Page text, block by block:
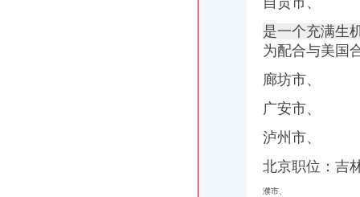
【图】明天去4S看虎3,25号周日重庆有2小时团购,有些小疑问请教_
北京东方汇才国际文化交流有限公司招聘注册代理人_校园招聘
权威发布|助推自贸区建设,重庆主城各区大招频出_新闻中心_中国网
是一个充满生
为配合与美国
廊坊市、
广安市、
泸州市、
北京职位：吉
濮市、